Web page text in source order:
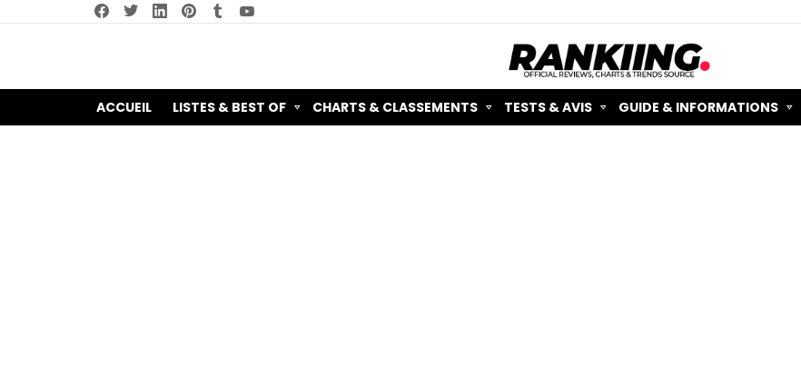
facebooktwitterlinkedin pinterest
ACCUEIL LISTES & BEST OF CHARTS & CLASSEMENTS TESTS & AVIS GUIDE & INFORMATIONS